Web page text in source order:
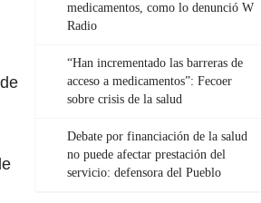
medicamentos, como lo denunció W
Radio
“Han incrementado las barreras de
acceso a medicamentos”: Fecoer
sobre crisis de la salud
Debate por financiación de la salud
no puede afectar prestación del
servicio: defensora del Pueblo